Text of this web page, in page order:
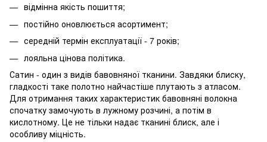
відмінна якість пошиття;
постійно оновлюється асортимент;
середній термін експлуатації - 7 років;
лояльна цінова політика.
Сатин - один з видів бавовняної тканини. Завдяки блиску,
гладкості таке полотно найчастіше плутають з атласом.
Для отримання таких характеристик бавовняні волокна
спочатку замочують в лужному розчині, а потім в
кислотному. Це не тільки надає тканині блиск, але і
особливу міцність.